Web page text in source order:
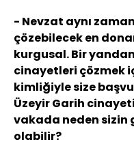
- Nevzat aynı
çözebilecek en
kurgusal. Bir
cinayetleri çözmek
kimliğiyle size
Üzeyir Garih
vakada neden sizin
olabilir?